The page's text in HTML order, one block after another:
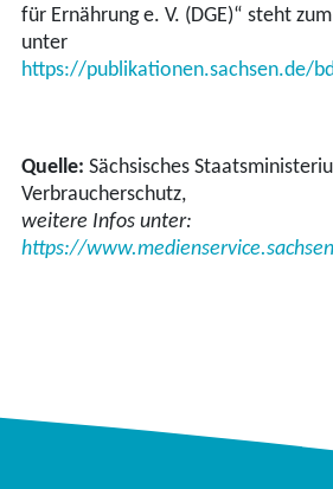
für Ernährung e. V. (DGE)“ steht
unter
https://publikationen.sachsen.de/
Quelle: Sächsisches
Verbraucherschutz,
weitere Infos unter:
https://